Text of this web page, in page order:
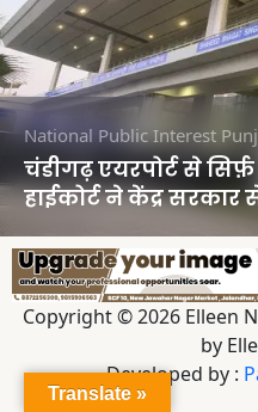
National Public Interest
चंडीगढ़ एयरपोर्ट से सिर्फ़
हाईकोर्ट ने केंद्र सरकार
Copyright © 2026 Elleen
by
Developed by :
Translate »